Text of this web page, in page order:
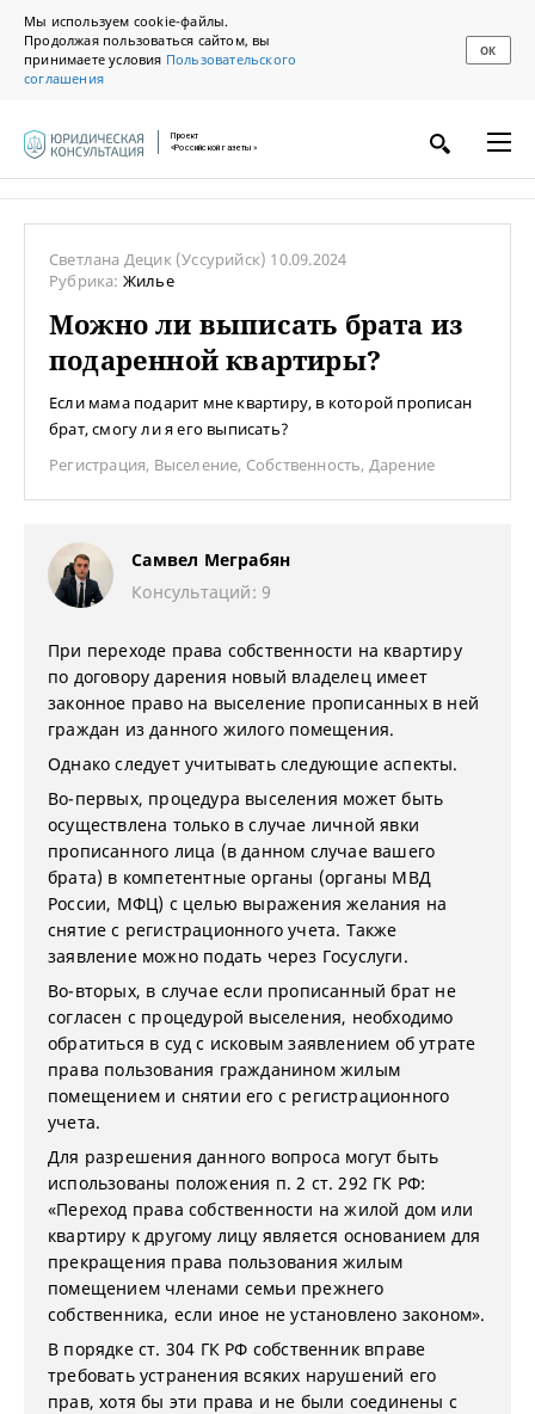
Мы используем cookie-файлы.
Продолжая пользоваться сайтом, вы
принимаете условия Пользовательского
соглашения
ОК
Проект
«Российской газеты»
Светлана Децик(Уссурийск) 10.09.2024
Рубрика: Жилье
Можно ли выписать брата из
подаренной квартиры?
Если мама подарит мне квартиру, в которой прописан
брат, смогу ли я его выписать?
Регистрация, Выселение, Собственность, Дарение
Самвел Меграбян
Консультаций: 9
При переходе права собственности на квартиру
по договору дарения новый владелец имеет
законное право на выселение прописанных в ней
граждан из данного жилого помещения.
Однако следует учитывать следующие аспекты.
Во-первых, процедура выселения может быть
осуществлена только в случае личной явки
прописанного лица (в данном случае вашего
брата) в компетентные органы (органы МВД
России, МФЦ) с целью выражения желания на
снятие с регистрационного учета. Также
заявление можно подать через Госуслуги.
Во-вторых, в случае если прописанный брат не
согласен с процедурой выселения, необходимо
обратиться в суд с исковым заявлением об утрате
права пользования гражданином жилым
помещением и снятии его с регистрационного
учета.
Для разрешения данного вопроса могут быть
использованы положения п. 2 ст. 292 ГК РФ:
«Переход права собственности на жилой дом или
квартиру к другому лицу является основанием для
прекращения права пользования жилым
помещением членами семьи прежнего
собственника, если иное не установлено законом».
В порядке ст. 304 ГК РФ собственник вправе
требовать устранения всяких нарушений его
прав, хотя бы эти права и не были соединены с